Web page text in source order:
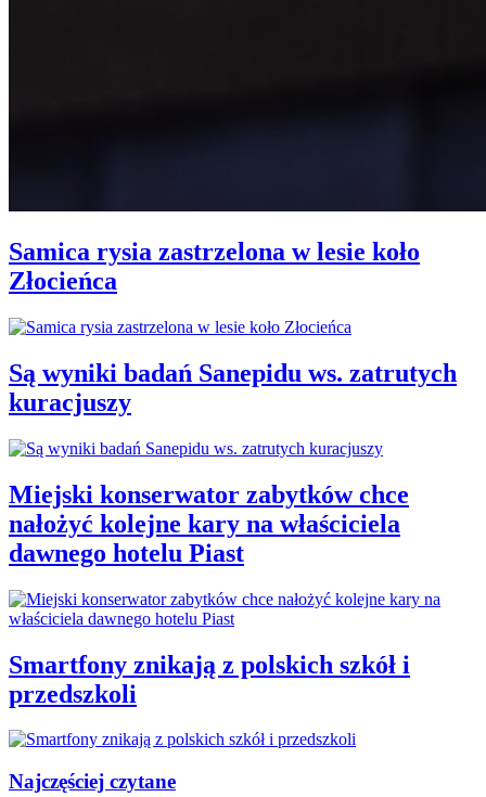
Samica rysia zastrzelona w lesie koło
Złocieńca
Są wyniki badań Sanepidu ws. zatrutych
kuracjuszy
Miejski konserwator zabytków chce
nałożyć kolejne kary na właściciela
dawnego hotelu Piast
Smartfony znikają z polskich szkół i
przedszkoli
Najczęściej czytane